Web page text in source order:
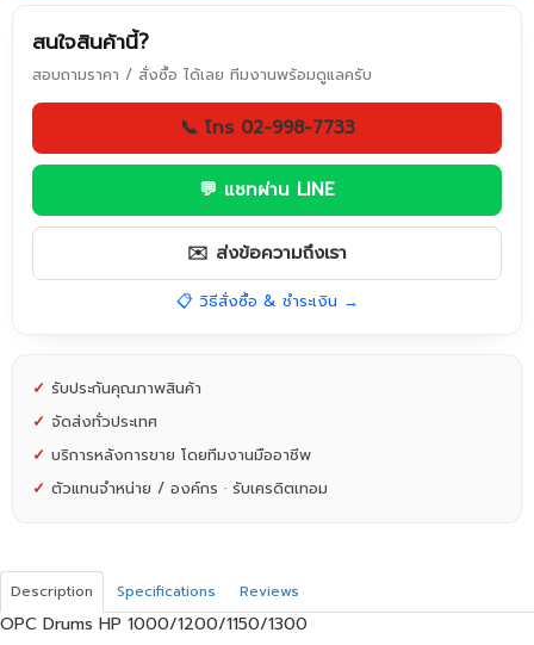
สนใจสินค้านี้?
สอบถามราคา / สั่งซื้อ ได้เลย ทีมงานพร้อมดูแลครับ
📞 โทร 02-998-7733
💬 แชทผ่าน LINE
✉️ ส่งข้อความถึงเรา
📋 วิธีสั่งซื้อ & ชำระเงิน →
✓ รับประกันคุณภาพสินค้า
✓ จัดส่งทั่วประเทศ
✓ บริการหลังการขาย โดยทีมงานมืออาชีพ
✓ ตัวแทนจำหน่าย / องค์กร · รับเครดิตเทอม
Description Specifications Reviews
OPC Drums HP 1000/1200/1150/1300